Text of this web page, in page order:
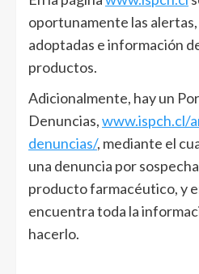
oportunamente las
adoptadas e información
productos.
Adicionalmente, hay un
Denuncias,www.ispch.cl/
denuncias/, mediante el
una denuncia por
producto farmacéutico, y
encuentra toda la
hacerlo.